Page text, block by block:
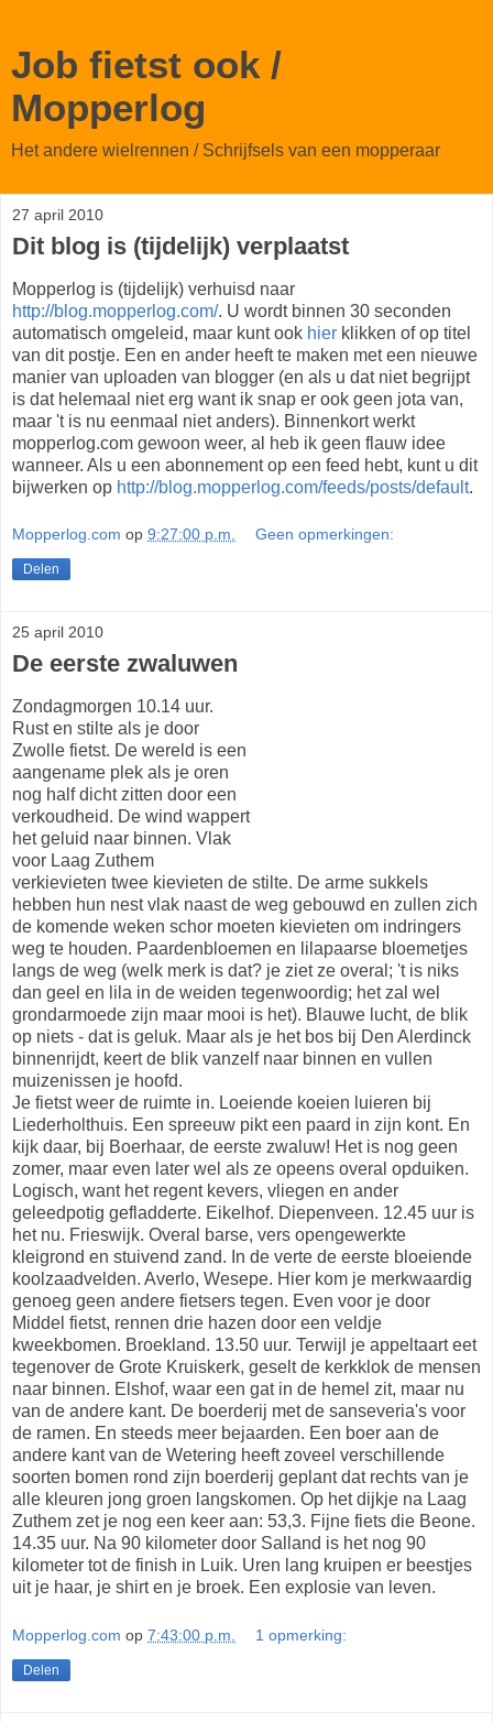
Job fietst ook /
Mopperlog
Het andere wielrennen / Schrijfsels van een mopperaar
27 april 2010
Dit blog is (tijdelijk) verplaatst
Mopperlog is (tijdelijk) verhuisd naar
http://blog.mopperlog.com/. U wordt binnen 30 seconden
automatisch omgeleid, maar kunt ook hier klikken of op titel
van dit postje. Een en ander heeft te maken met een nieuwe
manier van uploaden van blogger (en als u dat niet begrijpt
is dat helemaal niet erg want ik snap er ook geen jota van,
maar 't is nu eenmaal niet anders). Binnenkort werkt
mopperlog.com gewoon weer, al heb ik geen flauw idee
wanneer. Als u een abonnement op een feed hebt, kunt u dit
bijwerken op http://blog.mopperlog.com/feeds/posts/default.
Mopperlog.com op 9:27:00 p.m. Geen opmerkingen:
Delen
25 april 2010
De eerste zwaluwen
Zondagmorgen 10.14 uur.
Rust en stilte als je door
Zwolle fietst. De wereld is een
aangename plek als je oren
nog half dicht zitten door een
verkoudheid. De wind wappert
het geluid naar binnen. Vlak
voor Laag Zuthem
verkievieten twee kievieten de stilte. De arme sukkels
hebben hun nest vlak naast de weg gebouwd en zullen zich
de komende weken schor moeten kievieten om indringers
weg te houden. Paardenbloemen en lilapaarse bloemetjes
langs de weg (welk merk is dat? je ziet ze overal; 't is niks
dan geel en lila in de weiden tegenwoordig; het zal wel
grondarmoede zijn maar mooi is het). Blauwe lucht, de blik
op niets - dat is geluk. Maar als je het bos bij Den Alerdinck
binnenrijdt, keert de blik vanzelf naar binnen en vullen
muizenissen je hoofd.
Je fietst weer de ruimte in. Loeiende koeien luieren bij
Liederholthuis. Een spreeuw pikt een paard in zijn kont. En
kijk daar, bij Boerhaar, de eerste zwaluw! Het is nog geen
zomer, maar even later wel als ze opeens overal opduiken.
Logisch, want het regent kevers, vliegen en ander
geleedpotig gefladderte. Eikelhof. Diepenveen. 12.45 uur is
het nu. Frieswijk. Overal barse, vers opengewerkte
kleigrond en stuivend zand. In de verte de eerste bloeiende
koolzaadvelden. Averlo, Wesepe. Hier kom je merkwaardig
genoeg geen andere fietsers tegen. Even voor je door
Middel fietst, rennen drie hazen door een veldje
kweekbomen. Broekland. 13.50 uur. Terwijl je appeltaart eet
tegenover de Grote Kruiskerk, geselt de kerkklok de mensen
naar binnen. Elshof, waar een gat in de hemel zit, maar nu
van de andere kant. De boerderij met de sanseveria's voor
de ramen. En steeds meer bejaarden. Een boer aan de
andere kant van de Wetering heeft zoveel verschillende
soorten bomen rond zijn boerderij geplant dat rechts van je
alle kleuren jong groen langskomen. Op het dijkje na Laag
Zuthem zet je nog een keer aan: 53,3. Fijne fiets die Beone.
14.35 uur. Na 90 kilometer door Salland is het nog 90
kilometer tot de finish in Luik. Uren lang kruipen er beestjes
uit je haar, je shirt en je broek. Een explosie van leven.
Mopperlog.com op 7:43:00 p.m. 1 opmerking:
Delen